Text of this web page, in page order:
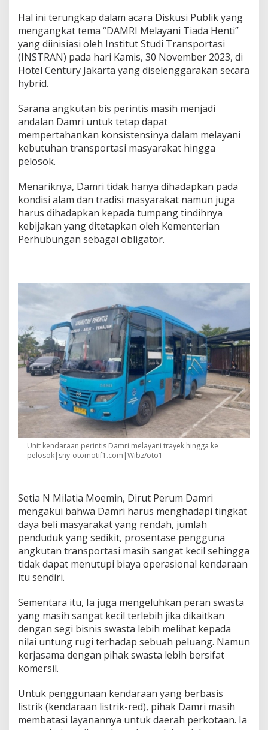
Hal ini terungkap dalam acara Diskusi Publik yang
mengangkat tema “DAMRI Melayani Tiada Henti”
yang diinisiasi oleh Institut Studi Transportasi
(INSTRAN) pada hari Kamis, 30 November 2023, di
Hotel Century Jakarta yang diselenggarakan secara
hybrid.
Sarana angkutan bis perintis masih menjadi
andalan Damri untuk tetap dapat
mempertahankan konsistensinya dalam melayani
kebutuhan transportasi masyarakat hingga
pelosok.
Menariknya, Damri tidak hanya dihadapkan pada
kondisi alam dan tradisi masyarakat namun juga
harus dihadapkan kepada tumpang tindihnya
kebijakan yang ditetapkan oleh Kementerian
Perhubungan sebagai obligator.
Unit kendaraan perintis Damri melayani trayek hingga ke
pelosok|sny-otomotif1.com|Wibz/oto1
Setia N Milatia Moemin, Dirut Perum Damri
mengakui bahwa Damri harus menghadapi tingkat
daya beli masyarakat yang rendah, jumlah
penduduk yang sedikit, prosentase pengguna
angkutan transportasi masih sangat kecil sehingga
tidak dapat menutupi biaya operasional kendaraan
itu sendiri.
Sementara itu, Ia juga mengeluhkan peran swasta
yang masih sangat kecil terlebih jika dikaitkan
dengan segi bisnis swasta lebih melihat kepada
nilai untung rugi terhadap sebuah peluang. Namun
kerjasama dengan pihak swasta lebih bersifat
komersil.
Untuk penggunaan kendaraan yang berbasis
listrik (kendaraan listrik-red), pihak Damri masih
membatasi layanannya untuk daerah perkotaan. Ia